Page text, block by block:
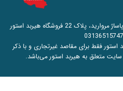
آدرس: اصفهان، سپاهان شهر، بلوار غدیر، پاساژ مروارید، پلاک 22 فروشگاه هیربد استور
03136515747
استور فقط برای مقاصد غیرتجاری و با ذکر
متعلق به هیربد استور می‌باشد.​​​​​​​